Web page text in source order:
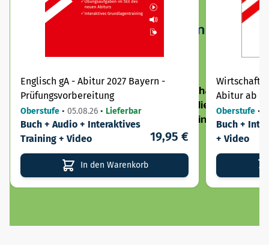
Englisch gA - Abitur 2027 Bayern -
Prüfungsvorbereitung
Oberstufe • 05.08.26 • Lieferbar
Buch + Audio + Interaktives
Training + Video
19,95 €
In den Warenkorb
Wirtschaft -
Abitur ab
Oberstufe •
Buch +
+ Video
Einmal auswählen. Immer
Legen Sie Ihr Bundesland fest und erhalten Sie
shopübergreifend genau die Inhalte, die für Ihren
Unterricht oder Ihre Prüfung relevant sind. 3 Klicks
genügen!
Jetzt Bundesland festlegen